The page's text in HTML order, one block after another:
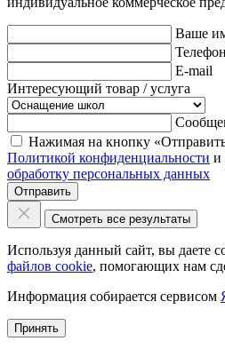
Ваше
Телефон
E-mail
Интересующий товар / услуга
Нажимая на кнопку
Политикой конфиденциальности и
обработку персональных данных
Отправить
Смотреть все результаты
Используя данный сайт, вы даете
файлов cookie, помогающих нам
Информация собирается сервисом
Принять